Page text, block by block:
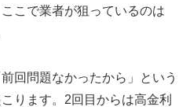
こで業者が狙っているのは
回問題なかったから」という
ります。2回目からは高金利